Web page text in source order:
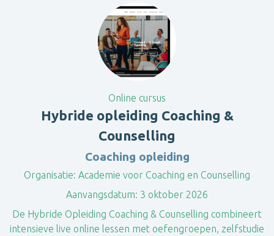
Online cursus
Hybride opleiding Coaching &
Counselling
Coaching opleiding
Organisatie: Academie voor Coaching en Counselling
Aanvangsdatum: 3 oktober 2026
​De Hybride Opleiding Coaching & Counselling combineert
intensieve live online lessen met oefengroepen, zelfstudie